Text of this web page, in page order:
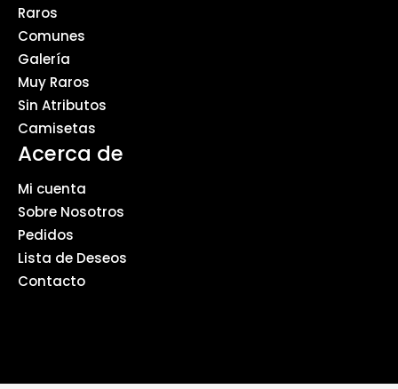
Raros
Comunes
Galería
Muy Raros
Sin Atributos
Camisetas
Acerca de
Mi cuenta
Sobre Nosotros
Pedidos
Lista de Deseos
Contacto